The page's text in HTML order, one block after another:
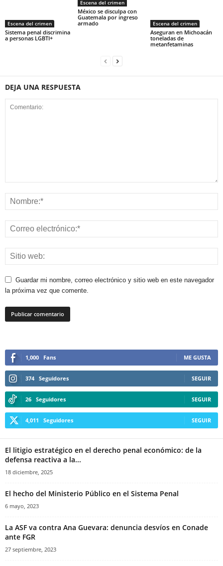
Escena del crimen
Sistema penal discrimina
a personas LGBTI+
Escena del crimen
México se disculpa con
Guatemala por ingreso
armado
Escena del crimen
Aseguran en Michoacán
toneladas de
metanfetaminas
DEJA UNA RESPUESTA
Guardar mi nombre, correo electrónico y sitio web en este navegador
la próxima vez que comente.
1,000 Fans ME GUSTA
374 Seguidores SEGUIR
26 Seguidores SEGUIR
4,011 Seguidores SEGUIR
El litigio estratégico en el derecho penal económico: de la
defensa reactiva a la...
18 diciembre, 2025
El hecho del Ministerio Público en el Sistema Penal
6 mayo, 2023
La ASF va contra Ana Guevara: denuncia desvíos en Conade
ante FGR
27 septiembre, 2023